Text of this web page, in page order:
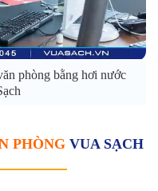
phòng bằng hơi nước
PHÒNG VUA SẠCH